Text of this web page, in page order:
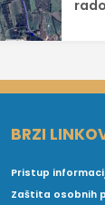
BRZI
Pristup
Zaštita osobnih